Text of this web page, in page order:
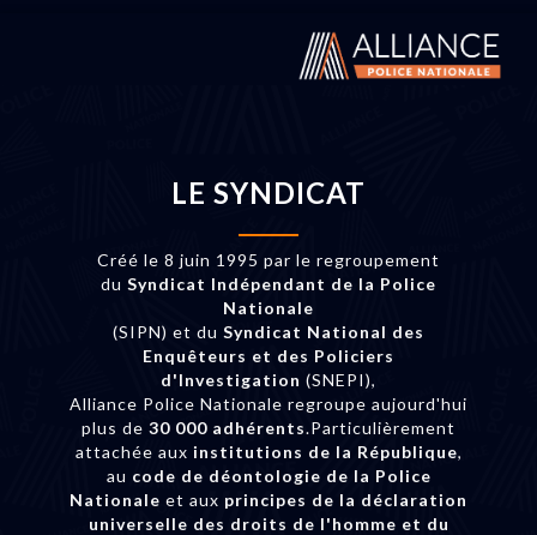
LE SYNDICAT
Créé le 8 juin 1995 par le regroupement
du Syndicat Indépendant de la Police
Nationale
(SIPN) et du Syndicat National des
Enquêteurs et des Policiers
d'Investigation (SNEPI),
Alliance Police Nationale regroupe aujourd'hui
plus de 30 000 adhérents.Particulièrement
attachée aux institutions de la République,
au code de déontologie de la Police
Nationale et aux principes de la déclaration
universelle des droits de l'homme et du